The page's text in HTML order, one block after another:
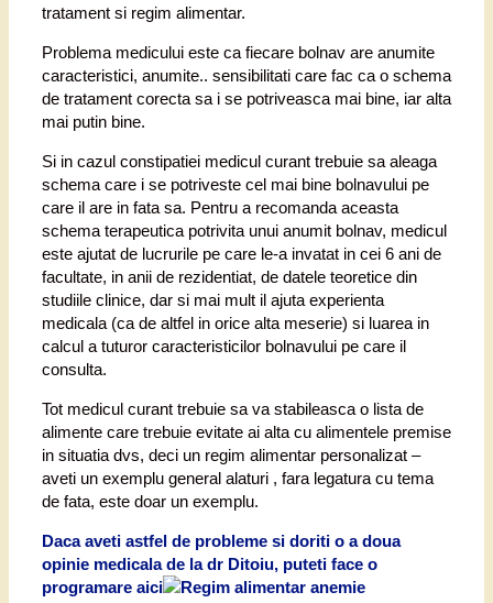
tratament si regim alimentar.
Problema medicului este ca fiecare bolnav are anumite
caracteristici, anumite.. sensibilitati care fac ca o schema
de tratament corecta sa i se potriveasca mai bine, iar alta
mai putin bine.
Si in cazul constipatiei medicul curant trebuie sa aleaga
schema care i se potriveste cel mai bine bolnavului pe
care il are in fata sa. Pentru a recomanda aceasta
schema terapeutica potrivita unui anumit bolnav, medicul
este ajutat de lucrurile pe care le-a invatat in cei 6 ani de
facultate, in anii de rezidentiat, de datele teoretice din
studiile clinice, dar si mai mult il ajuta experienta
medicala (ca de altfel in orice alta meserie) si luarea in
calcul a tuturor caracteristicilor bolnavului pe care il
consulta.
Tot medicul curant trebuie sa va stabileasca o lista de
alimente care trebuie evitate ai alta cu alimentele premise
in situatia dvs, deci un regim alimentar personalizat –
aveti un exemplu general alaturi , fara legatura cu tema
de fata, este doar un exemplu.
Daca aveti astfel de probleme si doriti o a doua
opinie medicala de la dr Ditoiu, puteti face o
programare aici